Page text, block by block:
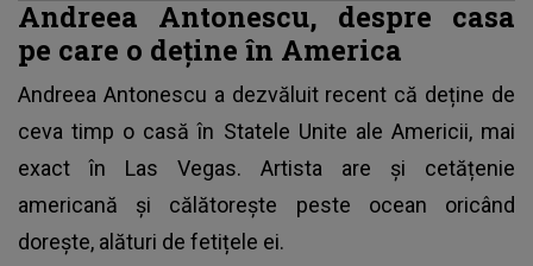
Andreea Antonescu, despre casa
pe care o deține în America
Andreea Antonescu a dezvăluit recent că deține de
ceva timp o casă în Statele Unite ale Americii, mai
exact în Las Vegas. Artista are și cetățenie
americană și călătorește peste ocean oricând
dorește, alături de fetițele ei.